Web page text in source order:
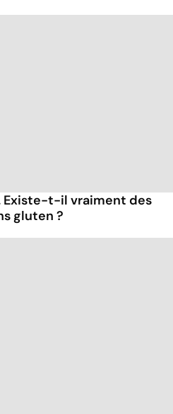
Existe-t-il vraiment des
gluten ?